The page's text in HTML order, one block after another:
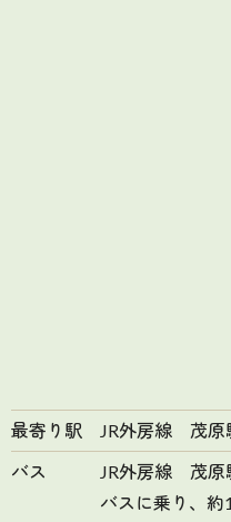
最寄り駅
JR外房線 茂原
バス
JR外房線 茂原
バスに乗り、約